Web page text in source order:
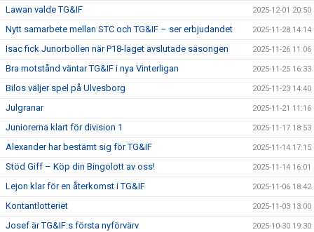
Lawan valde TG&IF 2025-12-01 20:50
Nytt samarbete mellan STC och TG&IF – ser erbjudandet 2025-11-28 14:14
Isac fick Junorbollen när P18-laget avslutade säsongen 2025-11-26 11:06
Bra motstånd väntar TG&IF i nya Vinterligan 2025-11-25 16:33
Bilos väljer spel på Ulvesborg 2025-11-23 14:40
Julgranar 2025-11-21 11:16
Juniorerna klart för division 1 2025-11-17 18:53
Alexander har bestämt sig för TG&IF 2025-11-14 17:15
Stöd Giff – Köp din Bingolott av oss! 2025-11-14 16:01
Lejon klar för en återkomst i TG&IF 2025-11-06 18:42
Kontantlotteriet 2025-11-03 13:00
Josef är TG&IF:s första nyförvärv 2025-10-30 19:30